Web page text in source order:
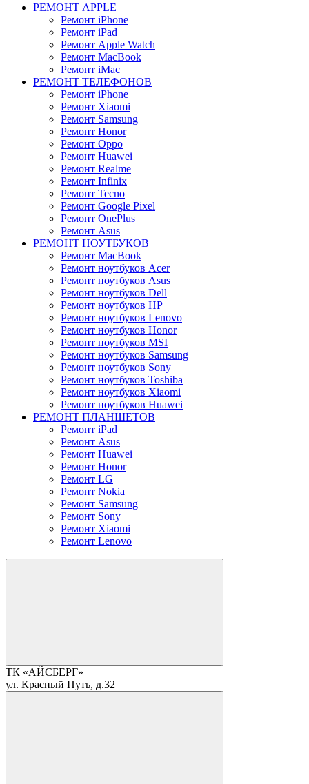
РЕМОНТ APPLE
Ремонт iPhone
Ремонт iPad
Ремонт Apple Watch
Ремонт MacBook
Ремонт iMac
РЕМОНТ ТЕЛЕФОНОВ
Ремонт iPhone
Ремонт Xiaomi
Ремонт Samsung
Ремонт Honor
Ремонт Oppo
Ремонт Huawei
Ремонт Realme
Ремонт Infinix
Ремонт Tecno
Ремонт Google Pixel
Ремонт OnePlus
Ремонт Asus
РЕМОНТ НОУТБУКОВ
Ремонт MacBook
Ремонт ноутбуков Acer
Ремонт ноутбуков Asus
Ремонт ноутбуков Dell
Ремонт ноутбуков HP
Ремонт ноутбуков Lenovo
Ремонт ноутбуков Honor
Ремонт ноутбуков MSI
Ремонт ноутбуков Samsung
Ремонт ноутбуков Sony
Ремонт ноутбуков Toshiba
Ремонт ноутбуков Xiaomi
Ремонт ноутбуков Huawei
РЕМОНТ ПЛАНШЕТОВ
Ремонт iPad
Ремонт Asus
Ремонт Huawei
Ремонт Honor
Ремонт LG
Ремонт Nokia
Ремонт Samsung
Ремонт Sony
Ремонт Xiaomi
Ремонт Lenovo
ТК «АЙСБЕРГ»
ул. Красный Путь, д.32